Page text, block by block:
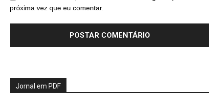
próxima vez que eu comentar.
Jornal em PDF